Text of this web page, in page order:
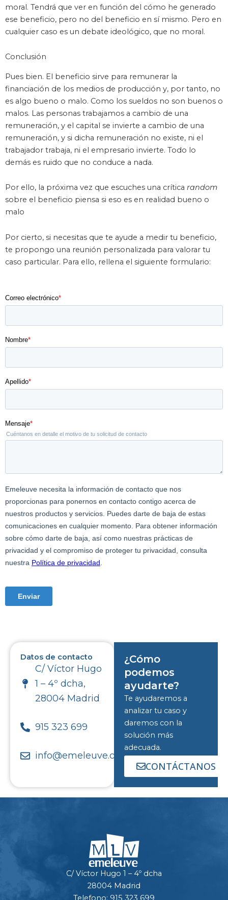
moral. Tendrá que ver en función del cómo he generado
ese beneficio, pero no del beneficio en sí mismo. Pero en
cualquier caso es un debate ideológico, que no moral.
Conclusión
Pues bien. El beneficio sirve para remunerar la
financiación de los medios de producción y, por tanto, no
es algo bueno o malo. Como los sueldos no son buenos o
malos. Las personas trabajamos a cambio de una
remuneración, y el capital se invierte a cambio de una
remuneración, y si dicha remuneración no existe, ni el
trabajador trabaja, ni el empresario invierte. Todo lo
demás es ruido que no conduce a nada.
Por ello, la próxima vez que escuches una crítica random
sobre el beneficio piensa si eso es en realidad bueno o
malo
Por cierto, si necesitas que te ayude a medir tu beneficio,
te propongo una reunión personalizada para valorar tu
caso particular. Para ello, rellena el siguiente formulario:
Datos de contacto
C/ Víctor Hugo
1 – 4º dcha,
28004 Madrid
915 323 699
info@emeleuve.com
¿Cómo
podemos
ayudarte?
Te ayudaremos a
analizar tu caso y
daremos con la
solución más
adecuada.
CONTÁCTANOS
C/ Víctor Hugo 1 – 4º dcha
28004 Madrid
Telefono: 915 323 699